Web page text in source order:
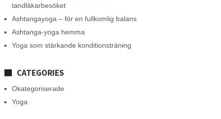
tandläkarbesöket
Ashtangayoga – för en fullkomlig balans
Ashtanga-yoga hemma
Yoga som stärkande konditionsträning
CATEGORIES
Okategoriserade
Yoga